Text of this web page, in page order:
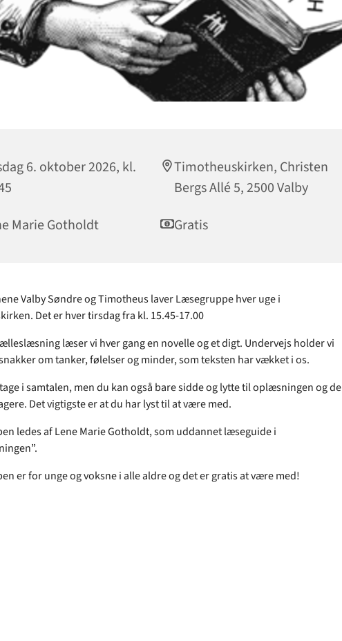
6. oktober 2026, kl.
Timotheuskirken, Christen
Bergs Allé 5, 2500 Valby
Marie Gotholdt
Gratis
Valby Søndre og Timotheus laver Læsegruppe hver uge i
Det er hver tirsdag fra kl. 15.45-17.00
læser vi hver gang en novelle og et digt. Undervejs holder vi
om tanker, følelser og minder, som teksten har vækket i os.
i samtalen, men du kan også bare sidde og lytte til oplæsningen og de
Det vigtigste er at du har lyst til at være med.
ledes af Lene Marie Gotholdt, som uddannet læseguide i
er for unge og voksne i alle aldre og det er gratis at være med!